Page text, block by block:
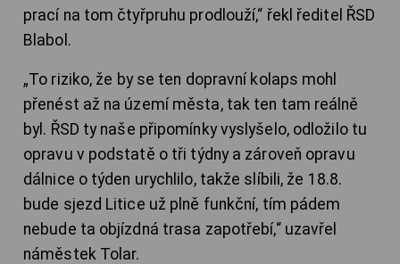
prací na tom čtyřpruhu prodlouží,“ řekl ředitel ŘSD
Blabol.
„To riziko, že by se ten dopravní kolaps mohl
přenést až na území města, tak ten tam reálně
byl. ŘSD ty naše připomínky vyslyšelo, odložilo tu
opravu v podstatě o tři týdny a zároveň opravu
dálnice o týden urychlilo, takže slíbili, že 18.8.
bude sjezd Litice už plně funkční, tím pádem
nebude ta objízdná trasa zapotřebí,“ uzavřel
náměstek Tolar.